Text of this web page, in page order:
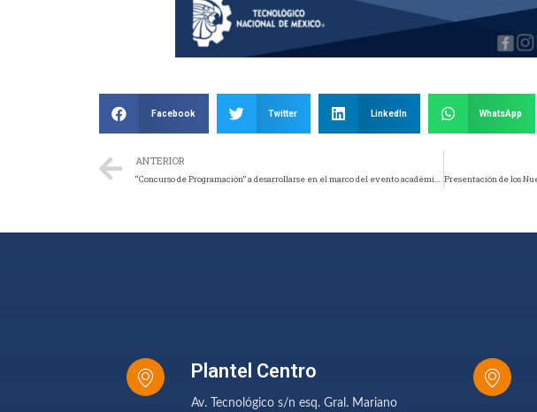
Facebook Twitter LinkedIn WhatsApp
ANTERIOR
“Concurso de Programación” a desarrollarse en el marco del evento académico de la Jornada Académica “Hablemos de TI”
Plantel Centro
Av. Tecnológico s/n esq. Gral. Mariano